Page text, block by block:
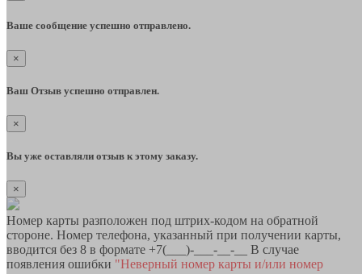
Ваше сообщение успешно отправлено.
×
Ваш Отзыв успешно отправлен.
×
Вы уже оставляли отзыв к этому заказу.
×
Номер карты разположен под штрих-кодом на обратной
стороне. Номер телефона, указанный при получении карты,
вводится без 8 в формате +7(___)-___-__-__ В случае
появления ошибки "Неверный номер карты и/или номер